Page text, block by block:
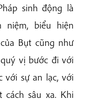
sinh động là
niệm, biểu hiện
Bụt cũng như
vị bước đi với
với sự an lạc, với
sâu xa. Khi